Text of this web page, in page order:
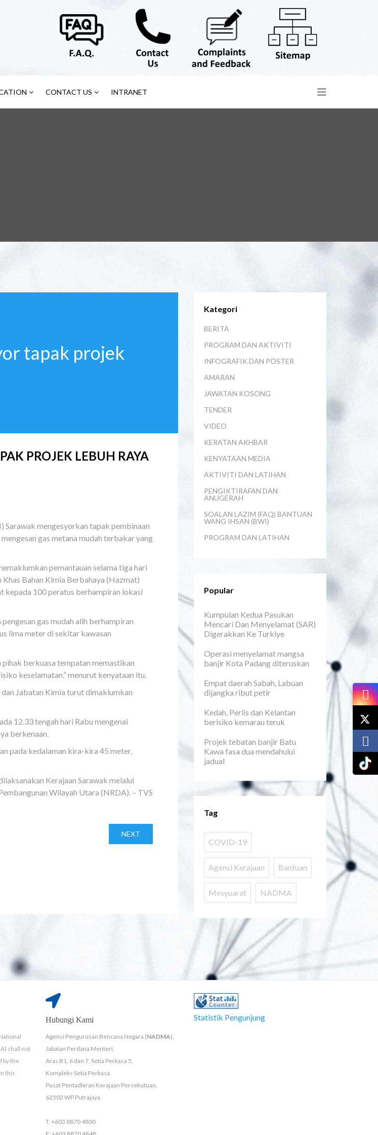
CONTACT US INTRANET
tapak projek
PROJEK LEBUH RAYA
Sarawak mengesyorkan tapak pembinaan
gas metana mudah terbakar yang
pemantauan selama tiga hari
Bahan Kimia Berbahaya (Hazmat)
kepada 100 peratus berhampiran lokasi
gas mudah alih berhampiran
lima meter di sekitar kawasan
berkuasa tempatan memastikan
keselamatan,” menurut kenyataan itu.
Jabatan Kimia turut dimaklumkan
12.33 tengah hari Rabu mengenai
berkenaan.
pada kedalaman kira-kira 45 meter,
Kerajaan Sarawak melalui
Wilayah Utara (NRDA). – TVS
NEXT
Kategori
BERITA
PROGRAM DAN AKTIVITI
INFOGRAFIK DAN POSTER
AMARAN
JAWATAN KOSONG
TENDER
VIDEO
KERATAN AKHBAR
KENYATAAN MEDIA
AKTIVITI DAN LATIHAN
PENGIKTIRAFAN DAN
ANUGERAH
SOALAN LAZIM (FAQ) BANTUAN
WANG IHSAN (BWI)
PROGRAM DAN LATIHAN
Popular
Kumpulan Kedua Pasukan
Mencari Dan Menyelamat (SAR)
Digerakkan Ke Turkiye
Operasi menyelamat mangsa
banjir Kota Padang diteruskan
Empat daerah Sabah, Labuan
dijangka ribut petir
Kedah, Perlis dan Kelantan
berisiko kemarau teruk
Projek tebatan banjir Batu
Kawa fasa dua mendahului
jadual
Tag
COVID-19
Agensi Kerajaan Bantuan
Mesyuarat NADMA
shall not
by the
this
Hubungi Kami
Agensi Pengurusan Bencana Negara (NADMA),
Jabatan Perdana Menteri,
Aras B1, 6 dan 7, Setia Perkasa 5,
Kompleks Setia Perkasa,
Pusat Pentadbiran Kerajaan Persekutuan,
62502 WP Putrajaya
T: +603 8870 4800
Statistik Pengunjung